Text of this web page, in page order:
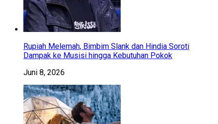
Rupiah Melemah, Bimbim Slank dan Hindia Soroti
Dampak ke Musisi hingga Kebutuhan Pokok
Juni 8, 2026